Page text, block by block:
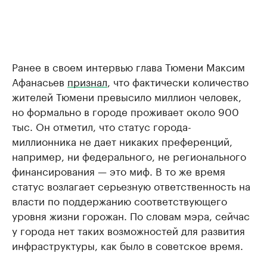
Ранее в своем интервью глава Тюмени Максим
Афанасьев признал , что фактически количество
жителей Тюмени превысило миллион человек,
но формально в городе проживает около 900
тыс. Он отметил, что статус города-
миллионника не дает никаких преференций,
например, ни федерального, не регионального
финансирования — это миф. В то же время
статус возлагает серьезную ответственность на
власти по поддержанию соответствующего
уровня жизни горожан. По словам мэра, сейчас
у города нет таких возможностей для развития
инфраструктуры, как было в советское время.